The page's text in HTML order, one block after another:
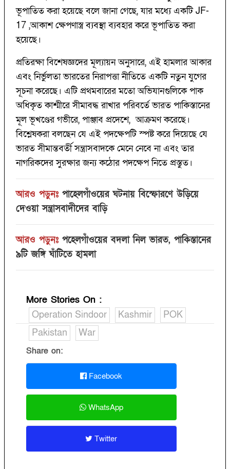
ভূপাতিত করা হয়েছে বলে জানা গেছে, যার মধ্যে একটি JF-
17 ,আকাশ ক্ষেপণাস্ত্র ব্যবস্থা ব্যবহার করে ভূপাতিত করা
হয়েছে।
প্রতিরক্ষা বিশেষজ্ঞদের মূল্যায়ন অনুসারে, এই হামলার আকার
এবং নির্ভুলতা ভারতের নিরাপত্তা নীতিতে একটি নতুন যুগের
সূচনা করেছে। এটি প্রথমবারের মতো অভিযানগুলিকে পাক
অধিকৃত কাশ্মীরে সীমাবদ্ধ রাখার পরিবর্তে ভারত পাকিস্তানের
মূল ভূখণ্ডের গভীরে, পাঞ্জাব প্রদেশে, আক্রমণ করেছে।
বিশ্লেষকরা বলছেন যে এই পদক্ষেপটি স্পষ্ট করে দিয়েছে যে
ভারত সীমান্তবর্তী সন্ত্রাসবাদকে মেনে নেবে না এবং তার
নাগরিকদের সুরক্ষার জন্য কঠোর পদক্ষেপ নিতে প্রস্তুত।
আরও পড়ুনঃ পাহেলগাঁওয়ের ঘটনায় বিস্ফোরণে উড়িয়ে
দেওয়া সন্ত্রাসবাদীদের বাড়ি
আরও পড়ুনঃ পহেলগাঁওয়ের বদলা নিল ভারত, পাকিস্তানের
৯টি জঙ্গি ঘাঁটিতে হামলা
More Stories On :
Operation Sindoor
Kashmir
POK
Pakistan
War
Share on:
Facebook
WhatsApp
Twitter